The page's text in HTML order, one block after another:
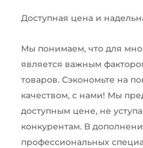
Доступная цена и
Мы понимаем, что для
является важным
товаров. Сэкономьте на
качеством, с нами! Мы
доступным цене, не
конкурентам. В
профессиональных